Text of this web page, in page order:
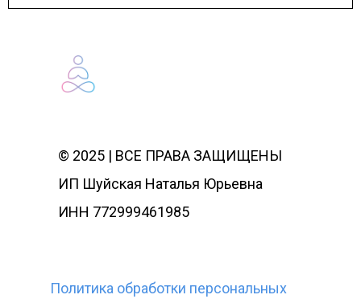
© 2025 | ВСЕ ПРАВА ЗАЩИЩЕНЫ
ИП Шуйская Наталья Юрьевна
ИНН 772999461985
Политика обработки персональных